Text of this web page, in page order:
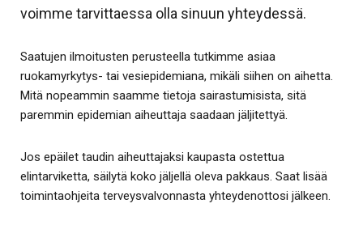
voimme tarvittaessa olla sinuun yhteydessä.
Saatujen ilmoitusten perusteella tutkimme asiaa
ruokamyrkytys- tai vesiepidemiana, mikäli siihen on aihetta.
Mitä nopeammin saamme tietoja sairastumisista, sitä
paremmin epidemian aiheuttaja saadaan jäljitettyä.
Jos epäilet taudin aiheuttajaksi kaupasta ostettua
elintarviketta, säilytä koko jäljellä oleva pakkaus. Saat lisää
toimintaohjeita terveysvalvonnasta yhteydenottosi jälkeen.